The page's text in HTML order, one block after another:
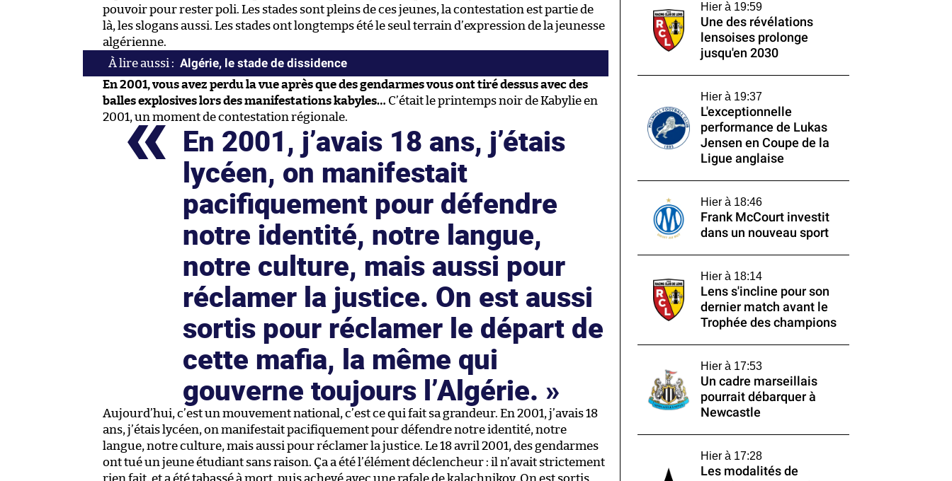
pouvoir pour rester poli. Les stades sont pleins de ces jeunes, la contestation est partie de
là, les slogans aussi. Les stades ont longtemps été le seul terrain d’expression de la jeunesse
algérienne.
Algérie, le stade de dissidence
En 2001, vous avez perdu la vue après que des gendarmes vous ont tiré dessus avec des
balles explosives lors des manifestations kabyles… C’était le printemps noir de Kabylie en
2001, un moment de contestation régionale.
En 2001, j’avais 18 ans, j’étais
lycéen, on manifestait
pacifiquement pour défendre
notre identité, notre langue,
notre culture, mais aussi pour
réclamer la justice. On est aussi
sortis pour réclamer le départ de
cette mafia, la même qui
gouverne toujours l’Algérie.
Aujourd’hui, c’est un mouvement national, c’est ce qui fait sa grandeur. En 2001, j’avais 18
ans, j’étais lycéen, on manifestait pacifiquement pour défendre notre identité, notre
langue, notre culture, mais aussi pour réclamer la justice. Le 18 avril 2001, des gendarmes
ont tué un jeune étudiant sans raison. Ça a été l’élément déclencheur : il n’avait strictement
rien fait, et a été tabassé à mort, puis achevé avec une rafale de kalachnikov. On est sortis
Hier à 19:59
Une des révélations
lensoises prolonge
jusqu'en 2030
Hier à 19:37
L'exceptionnelle
performance de Lukas
Jensen en Coupe de la
Ligue anglaise
Hier à 18:46
Frank McCourt investit
dans un nouveau sport
Hier à 18:14
Lens s'incline pour son
dernier match avant le
Trophée des champions
Hier à 17:53
Un cadre marseillais
pourrait débarquer à
Newcastle
Hier à 17:28
Les modalités de